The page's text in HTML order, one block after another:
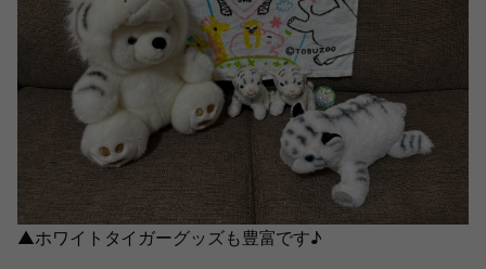
▲ホワイトタイガーグッズも豊富です♪